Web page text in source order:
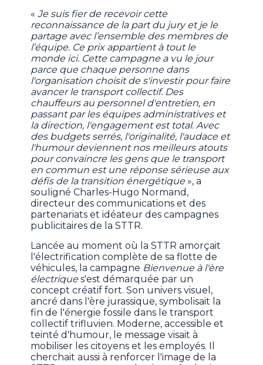
« Je suis fier de recevoir cette
reconnaissance de la part du jury et je le
partage avec l’ensemble des membres de
l’équipe. Ce prix appartient à tout le
monde ici. Cette campagne a vu le jour
parce que chaque personne dans
l'organisation choisit de s'investir pour faire
avancer le transport collectif. Des
chauffeurs au personnel d'entretien, en
passant par les équipes administratives et
la direction, l'engagement est total. Avec
des budgets serrés, l'originalité, l'audace et
l'humour deviennent nos meilleurs atouts
pour convaincre les gens que le transport
en commun est une réponse sérieuse aux
défis de la transition énergétique», a
souligné Charles-Hugo Normand,
directeur des communications et des
partenariats et idéateur des campagnes
publicitaires de la STTR.
Lancée au moment où la STTR amorçait
l'électrification complète de sa flotte de
véhicules, la campagne Bienvenue à l'ère
électriques'est démarquée par un
concept créatif fort. Son univers visuel,
ancré dans l'ère jurassique, symbolisait la
fin de l'énergie fossile dans le transport
collectif trifluvien. Moderne, accessible et
teinté d'humour, le message visait à
mobiliser les citoyens et les employés. Il
cherchait aussi à renforcer l'image de la